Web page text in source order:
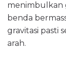
menimbulkan
benda
gravitasi pasti
arah.